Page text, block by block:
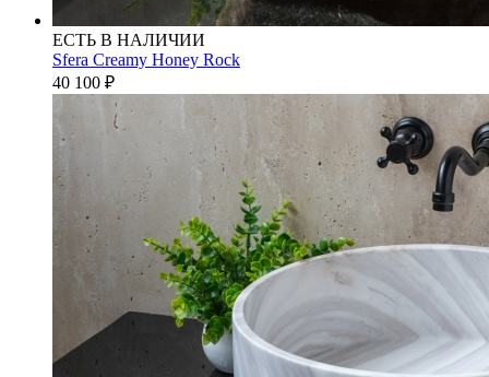
ЕСТЬ В НАЛИЧИИ
Sfera Creamy Honey Rock
40 100 ₽